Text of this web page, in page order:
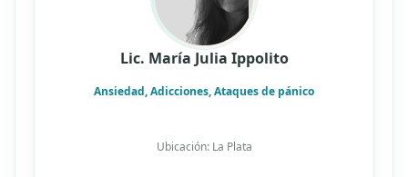
Lic. María Julia Ippolito
Ansiedad, Adicciones, Ataques de pánico
Ubicación: La Plata